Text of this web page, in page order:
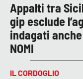
Appalti tra
gip esclude
indagati
NOMI
IL CORDOGLIO